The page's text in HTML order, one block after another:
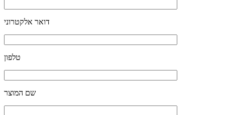
דואר אלקטרוני
טלפון
שם המוצר